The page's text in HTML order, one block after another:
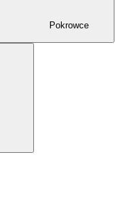
Pokrowce